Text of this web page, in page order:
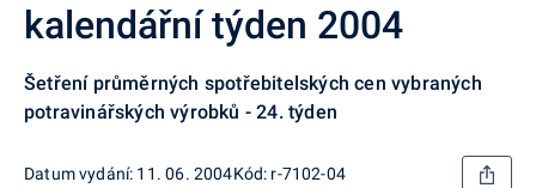
kalendářní týden 2004
Šetření průměrných spotřebitelských cen vybraných
potravinářských výrobků - 24. týden
Datum vydání: 11. 06. 2004Kód: r-7102-04